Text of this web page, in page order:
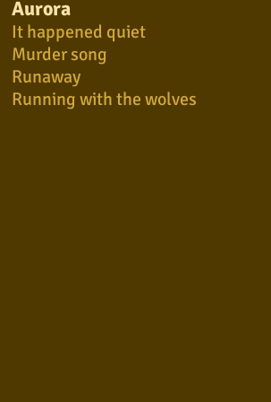
Aurora
It happened quiet
Murder song
Runaway
Running with the wolves